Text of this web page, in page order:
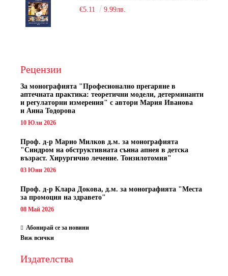
€5.11
9.99лв.
Рецензии
За монографията "Професионално прегаряне в
аптечната практика: теоретични модели, детерминанти
и регулаторни измерения" с автори Мария Иванова
и Анна Тодорова
10 Юли 2026
Проф. д-р Марио Милков д.м. за монографията
"Синдром на обструктивната сънна апнея в детска
възраст. Хирургично лечение. Тонзилотомия"
03 Юни 2026
Проф. д-р Клара Докова, д.м. за монографията "Места
за промоция на здравето"
08 Май 2026
Абонирай се за новини
Виж всички
Издателства